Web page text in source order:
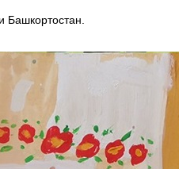
Башкортостан.